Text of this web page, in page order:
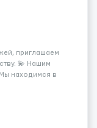
приглашаем
💫 Нашим
находимся в
работы. Поток 💝